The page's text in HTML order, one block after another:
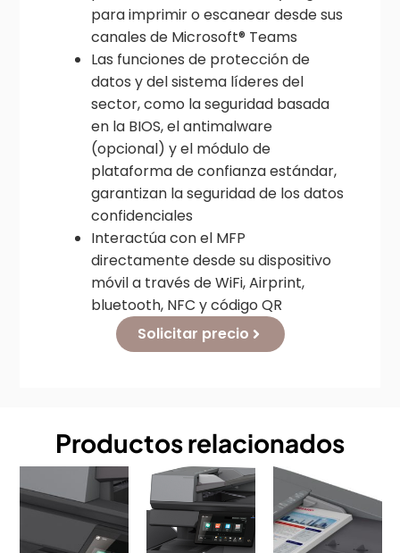
para imprimir o escanear desde sus
canales de Microsoft® Teams
Las funciones de protección de
datos y del sistema líderes del
sector, como la seguridad basada
en la BIOS, el antimalware
(opcional) y el módulo de
plataforma de confianza estándar,
garantizan la seguridad de los datos
confidenciales
Interactúa con el MFP
directamente desde su dispositivo
móvil a través de WiFi, Airprint,
bluetooth, NFC y código QR
Solicitar precio
Productos relacionados